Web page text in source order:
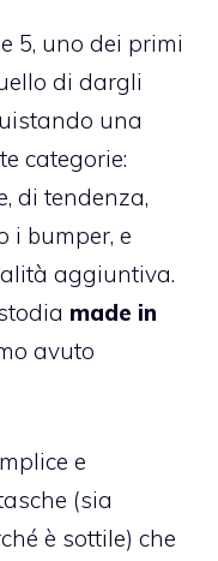
5, uno dei primi
di dargli
una
categorie:
di tendenza,
i bumper, e
aggiuntiva.
made in
avuto
e
(sia
è sottile) che